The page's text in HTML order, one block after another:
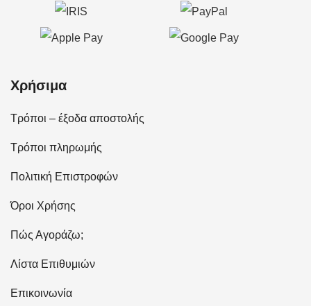
Χρήσιμα
Τρόποι – έξοδα αποστολής
Τρόποι πληρωμής
Πολιτική Επιστροφών
Όροι Χρήσης
Πώς Αγοράζω;
Λίστα Επιθυμιών
Επικοινωνία